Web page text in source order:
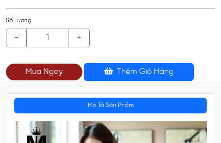
Số Lượng
- +
Mua Ngay Thêm Giỏ Hàng
Mô Tả Sản Phẩm